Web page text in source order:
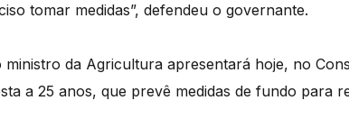
tomar medidas”, defendeu o governante.
ministro da Agricultura apresentará hoje, no
a 25 anos, que prevê medidas de fundo para